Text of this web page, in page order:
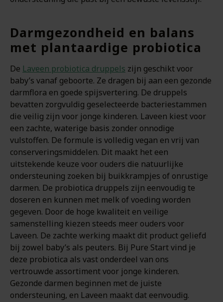
Darmgezondheid en balans
met plantaardige probiotica
De Laveen probiotica druppels zijn geschikt voor
baby’s vanaf geboorte. Ze dragen bij aan een gezonde
darmflora en goede spijsvertering. De druppels
bevatten zorgvuldig geselecteerde bacteriestammen
die veilig zijn voor jonge kinderen. Laveen kiest voor
een zachte, waterige basis zonder onnodige
vulstoffen. De formule is volledig vegan en vrij van
conserveringsmiddelen. Dit maakt het een
uitstekende keuze voor ouders die natuurlijke
ondersteuning zoeken bij buikkrampjes of onrustige
darmen. De probiotica druppels zijn eenvoudig te
doseren en kunnen met melk of voeding worden
gegeven. Door de hoge kwaliteit en veilige
samenstelling kiezen steeds meer ouders voor
Laveen. De zachte werking maakt dit product geliefd
bij zowel baby’s als peuters. Bij Pure Start vind je
deze probiotica als vast onderdeel van ons
vertrouwde assortiment voor jonge kinderen.
Gezonde darmen beginnen met de juiste
ondersteuning, en Laveen maakt dat eenvoudig.